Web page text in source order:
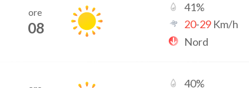
ore
08
41%
20-29 Km/h
Nord
40%